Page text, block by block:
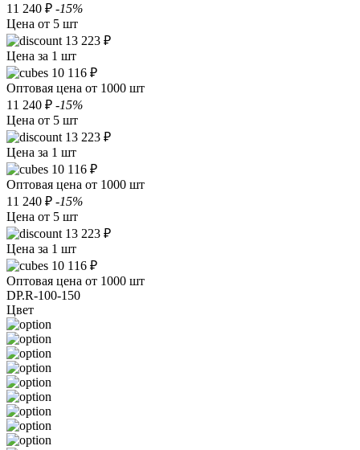
11 240 ₽ -15%
Цена от 5 шт
13 223 ₽
Цена за 1 шт
10 116 ₽
Оптовая цена от 1000 шт
11 240 ₽ -15%
Цена от 5 шт
13 223 ₽
Цена за 1 шт
10 116 ₽
Оптовая цена от 1000 шт
11 240 ₽ -15%
Цена от 5 шт
13 223 ₽
Цена за 1 шт
10 116 ₽
Оптовая цена от 1000 шт
DP.R-100-150
Цвет